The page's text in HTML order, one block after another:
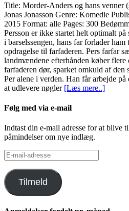
Title: Morder-Anders og hans venner
Jonas Jonasson Genre: Komedie
2015 Format: alle Pages: 300
Persson er ikke startet helt optimalt
i barselssengen, hans far forlader
opdragelse til farfaderen. Pers farfar
landmændene efterhånden køber flere
farfaderen dør, sparket omkuld af den
Per alene i verden. Han får arbejde
at udlevere nøgler [Læs mere..]
Følg med via e-mail
Indtast din e-mail adresse for at blive
påmindelser om nye indlæg.
E-
mail-
adresse
Tilmeld